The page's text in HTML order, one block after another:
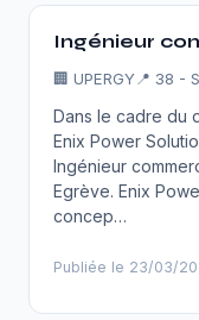
Ingénieur
🏢 UPERGY📍 38 -
Dans le cadre du
Enix Power
Ingénieur
Egrève. Enix
concep…
Publiée le 23/03/